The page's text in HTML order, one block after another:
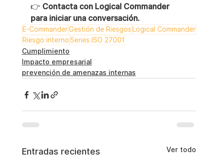
👉 Contacta con Logical Commander
para iniciar una conversación.
E-CommanderGestión de Riesgos Logical Commander
Riesgo internoSeries ISO 27001
Cumplimiento
Impacto empresarial
prevención de amenazas internas
Entradas recientes Ver todo